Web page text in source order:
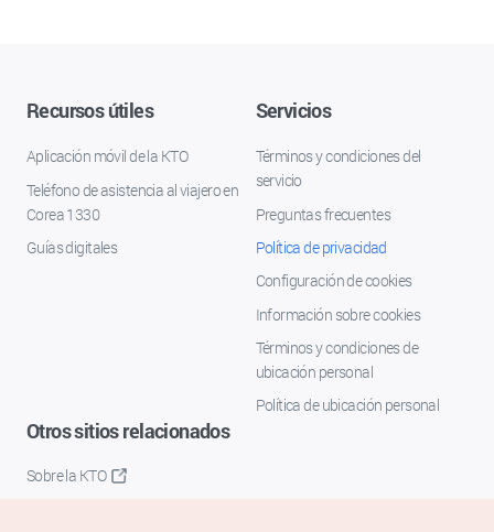
Recursos útiles
Aplicación móvil de la KTO
Teléfono de asistencia al viajero en
Corea 1330
Guías digitales
Servicios
Términos y condiciones del
servicio
Preguntas frecuentes
Política de privacidad
Configuración de cookies
Información sobre cookies
Términos y condiciones de
ubicación personal
Política de ubicación personal
Otros sitios relacionados
Sobre la KTO